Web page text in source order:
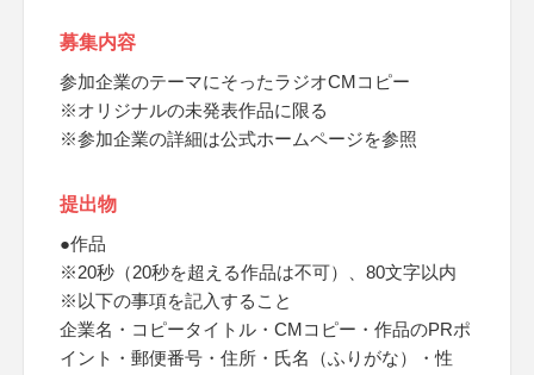
募集内容
参加企業のテーマにそったラジオCMコピー
※オリジナルの未発表作品に限る
※参加企業の詳細は公式ホームページを参照
提出物
●作品
※20秒（20秒を超える作品は不可）、80文字以内
※以下の事項を記入すること
企業名・コピータイトル・CMコピー・作品のPRポ
イント・郵便番号・住所・氏名（ふりがな）・性